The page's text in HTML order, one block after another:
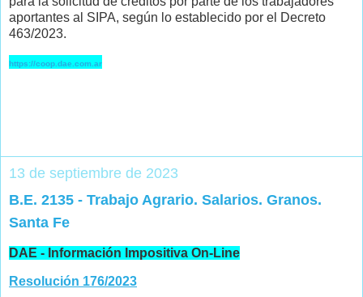
aportantes al SIPA, según lo establecido por el Decreto
463/2023.
https://coop.dae.com.ar
13 de septiembre de 2023
B.E. 2135 - Trabajo Agrario. Salarios. Granos.
Santa Fe
DAE - Información Impositiva On-Line
Resolución 176/2023